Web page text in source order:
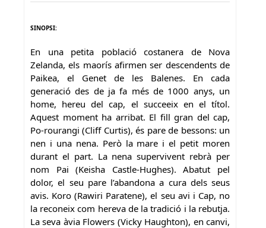
SINOPSI:
En una petita població costanera de Nova
Zelanda, els maorís afirmen ser descendents de
Paikea, el Genet de les Balenes. En cada
generació des de ja fa més de 1000 anys, un
home, hereu del cap, el succeeix en el títol.
Aquest moment ha arribat. El fill gran del cap,
Po-rourangi (Cliff Curtis), és pare de bessons: un
nen i una nena. Però la mare i el petit moren
durant el part. La nena supervivent rebrà per
nom Pai (Keisha Castle-Hughes). Abatut pel
dolor, el seu pare l’abandona a cura dels seus
avis. Koro (Rawiri Paratene), el seu avi i Cap, no
la reconeix com hereva de la tradició i la rebutja.
La seva àvia Flowers (Vicky Haughton), en canvi,